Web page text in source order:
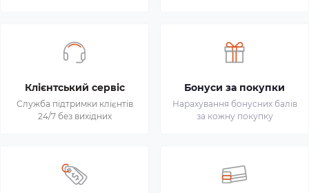
Клієнтський сервіс
Служба підтримки клієнтів
24/7 без вихідних
Бонуси за покупки
Нарахування бонусних балів
за кожну покупку